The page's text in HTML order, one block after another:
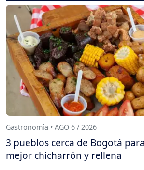
Gastronomía • AGO 6 / 2026
3 pueblos cerca de Bogotá
mejor chicharrón y rellena